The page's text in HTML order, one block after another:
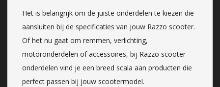
Het is belangrijk om de juiste onderdelen te kiezen die
aansluiten bij de specificaties van jouw Razzo scooter.
Of het nu gaat om remmen, verlichting,
motoronderdelen of accessoires, bij Razzo scooter
onderdelen vind je een breed scala aan producten die
perfect passen bij jouw scootermodel.